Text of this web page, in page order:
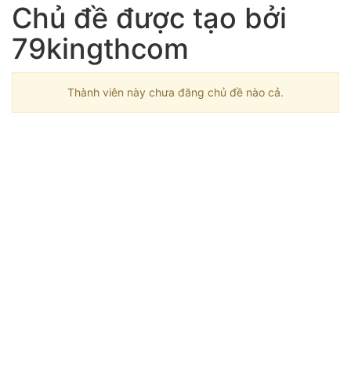
Chủ đề được tạo bởi
79kingthcom
Thành viên này chưa đăng chủ đề nào cả.